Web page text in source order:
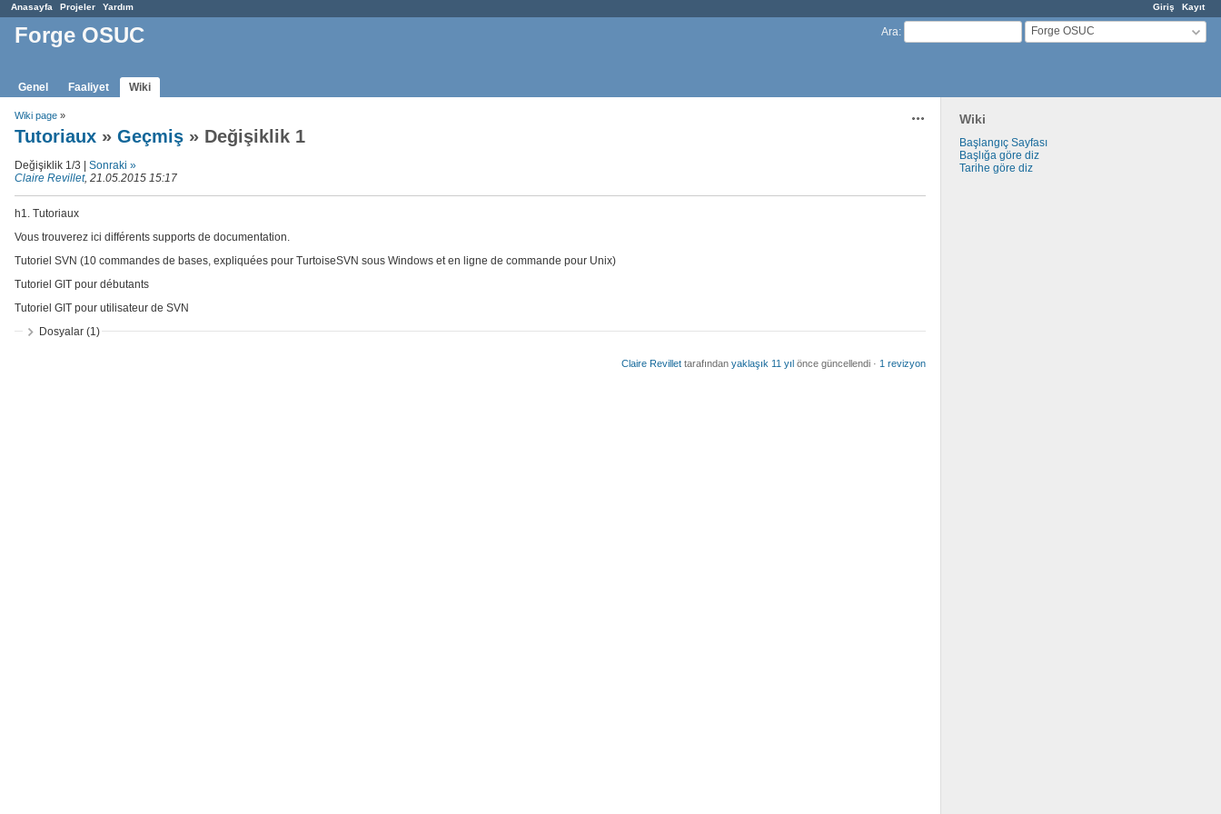
Giriş Kayıt
Anasayfa Projeler Yardım
Ara: Forge OSUC
Forge OSUC
Genel Faaliyet Wiki
Wiki
Başlangıç Sayfası
Başlığa göre diz
Tarihe göre diz
Wiki page »
Tutoriaux » Geçmiş » Değişiklik 1
Değişiklik 1/3 | Sonraki »
Claire Revillet, 21.05.2015 15:17
h1. Tutoriaux
Vous trouverez ici différents supports de documentation.
Tutoriel SVN (10 commandes de bases, expliquées pour TurtoiseSVN sous Windows et en ligne de commande pour Unix)
Tutoriel GIT pour débutants
Tutoriel GIT pour utilisateur de SVN
Dosyalar (1)
Claire Revillet tarafından yaklaşık 11 yıl önce güncellendi · 1 revizyon